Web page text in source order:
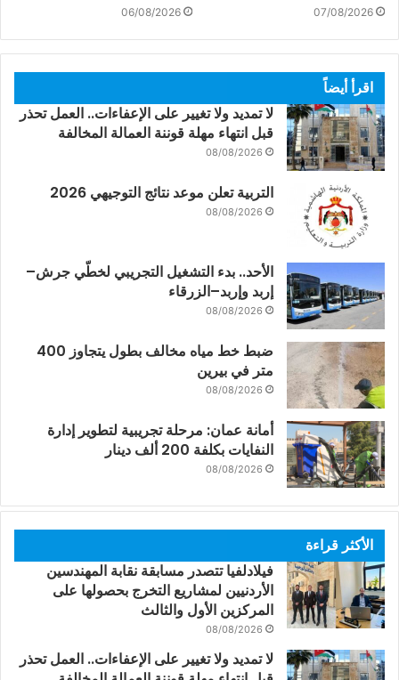
07/08/2026
06/08/2026
اقرأ أيضاً
لا تمديد ولا تغيير على الإعفاءات.. العمل تحذر
قبل انتهاء مهلة قوننة العمالة المخالفة
08/08/2026
التربية تعلن موعد نتائج التوجيهي 2026
08/08/2026
الأحد.. بدء التشغيل التجريبي لخطّي جرش–
إربد وإربد–الزرقاء
08/08/2026
ضبط خط مياه مخالف بطول يتجاوز 400
متر في بيرين
08/08/2026
أمانة عمان: مرحلة تجريبية لتطوير إدارة
النفايات بكلفة 200 ألف دينار
08/08/2026
الأكثر قراءة
فيلادلفيا تتصدر مسابقة نقابة المهندسين
الأردنيين لمشاريع التخرج بحصولها على
المركزين الأول والثالث
08/08/2026
لا تمديد ولا تغيير على الإعفاءات.. العمل تحذر